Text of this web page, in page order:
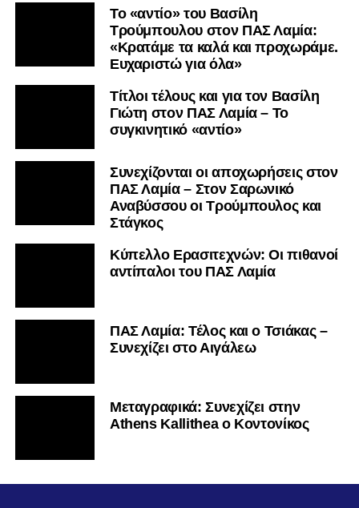
Το «αντίο» του Βασίλη
Τρούμπουλου στον ΠΑΣ Λαμία:
«Κρατάμε τα καλά και προχωράμε.
Ευχαριστώ για όλα»
Τίτλοι τέλους και για τον Βασίλη
Γιώτη στον ΠΑΣ Λαμία – Το
συγκινητικό «αντίο»
Συνεχίζονται οι αποχωρήσεις στον
ΠΑΣ Λαμία – Στον Σαρωνικό
Αναβύσσου οι Τρούμπουλος και
Στάγκος
Κύπελλο Ερασιτεχνών: Οι πιθανοί
αντίπαλοι του ΠΑΣ Λαμία
ΠΑΣ Λαμία: Τέλος και ο Τσιάκας –
Συνεχίζει στο Αιγάλεω
Mεταγραφικά: Συνεχίζει στην
Athens Kallithea ο Κοντονίκος